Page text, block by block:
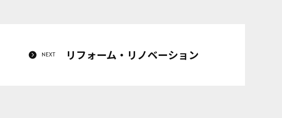
NEXT リフォーム・リノベーション